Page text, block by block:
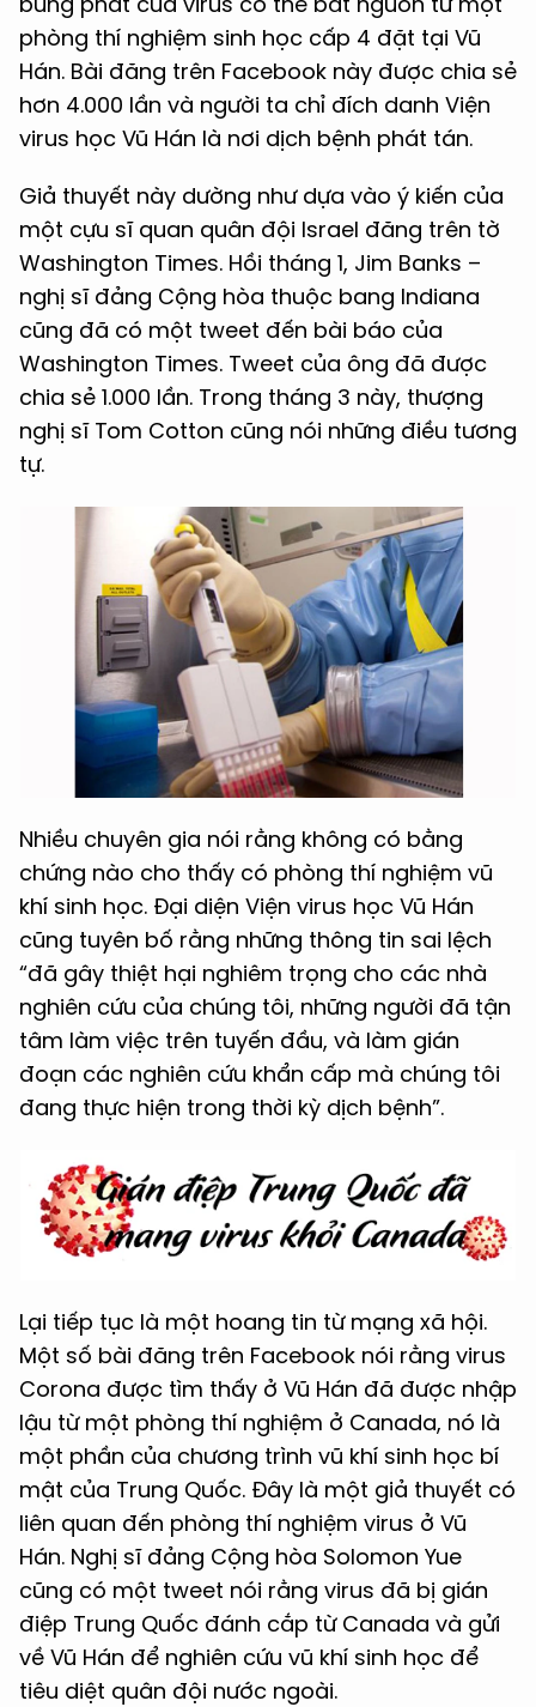
phòng thí nghiệm sinh học cấp 4 đặt tại Vũ
Hán. Bài đăng trên Facebook này được chia sẻ
hơn 4.000 lần và người ta chỉ đích danh Viện
virus học Vũ Hán là nơi dịch bệnh phát tán.
Giả thuyết này dường như dựa vào ý kiến của
một cựu sĩ quan quân đội Israel đăng trên tờ
Washington Times. Hồi tháng 1, Jim Banks –
nghị sĩ đảng Cộng hòa thuộc bang Indiana
cũng đã có một tweet đến bài báo của
Washington Times. Tweet của ông đã được
chia sẻ 1.000 lần. Trong tháng 3 này, thượng
nghị sĩ Tom Cotton cũng nói những điều tương
tự.
Nhiều chuyên gia nói rằng không có bằng
chứng nào cho thấy có phòng thí nghiệm vũ
khí sinh học. Đại diện Viện virus học Vũ Hán
cũng tuyên bố rằng những thông tin sai lệch
“đã gây thiệt hại nghiêm trọng cho các nhà
nghiên cứu của chúng tôi, những người đã tận
tâm làm việc trên tuyến đầu, và làm gián
đoạn các nghiên cứu khẩn cấp mà chúng tôi
đang thực hiện trong thời kỳ dịch bệnh”.
Lại tiếp tục là một hoang tin từ mạng xã hội.
Một số bài đăng trên Facebook nói rằng virus
Corona được tìm thấy ở Vũ Hán đã được nhập
lậu từ một phòng thí nghiệm ở Canada, nó là
một phần của chương trình vũ khí sinh học bí
mật của Trung Quốc. Đây là một giả thuyết có
liên quan đến phòng thí nghiệm virus ở Vũ
Hán. Nghị sĩ đảng Cộng hòa Solomon Yue
cũng có một tweet nói rằng virus đã bị gián
điệp Trung Quốc đánh cắp từ Canada và gửi
về Vũ Hán để nghiên cứu vũ khí sinh học để
tiêu diệt quân đội nước ngoài.